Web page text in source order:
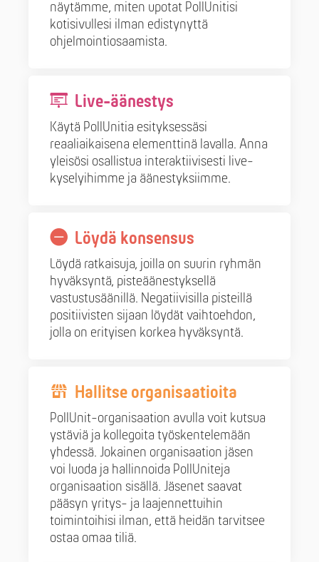
näytämme, miten upotat PollUnitisi
kotisivullesi ilman edistynyttä
ohjelmointiosaamista.
Live-äänestys
Käytä PollUnitia esityksessäsi
reaaliaikaisena elementtinä lavalla. Anna
yleisösi osallistua interaktiivisesti live-
kyselyihimme ja äänestyksiimme.
Löydä konsensus
Löydä ratkaisuja, joilla on suurin ryhmän
hyväksyntä, pisteäänestyksellä
vastustusäänillä. Negatiivisilla pisteillä
positiivisten sijaan löydät vaihtoehdon,
jolla on erityisen korkea hyväksyntä.
Hallitse orga­nisaatioita
PollUnit-organisaation avulla voit kutsua
ystäviä ja kollegoita työskentelemään
yhdessä. Jokainen organisaation jäsen
voi luoda ja hallinnoida PollUniteja
organisaation sisällä. Jäsenet saavat
pääsyn yritys- ja laajennettuihin
toimintoihisi ilman, että heidän tarvitsee
ostaa omaa tiliä.